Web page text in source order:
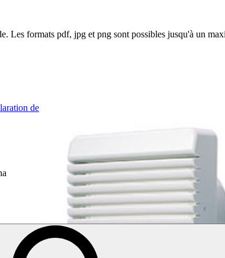
Les formats pdf, jpg et png sont possibles jusqu'à un
de